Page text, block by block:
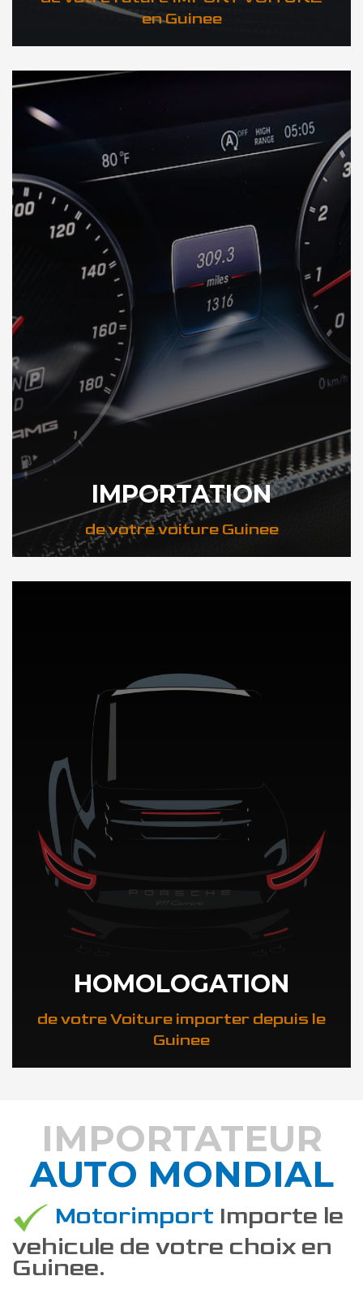
en Guinee
DÉCOUVREZ VOTRE INSPECTION AUTO en Guinee
IMPORTATION
de votre voiture Guinee
DÉCOUVREZ NOTRE IMPORTATION AUTO en Guinee
HOMOLOGATION
de votre Voiture importer depuis le
Guinee
DÉCOUVREZ COMMENT
IMPORTATEUR
AUTO MONDIAL
Motorimport Importe le
vehicule de votre choix en
Guinee.